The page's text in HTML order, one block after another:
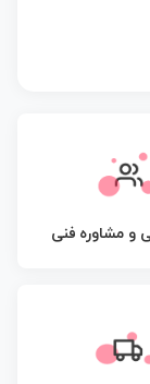
و مشاوره فنی